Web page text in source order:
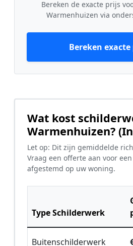
Bereken de exacte prijs
Warmenhuizen via
Bereken
Wat kost
Warmenhuizen?
Let op: Dit zijn gemiddelde
Vraag een offerte aan voor
afgestemd op uw woning.
Type Schilderwerk
Buitenschilderwerk